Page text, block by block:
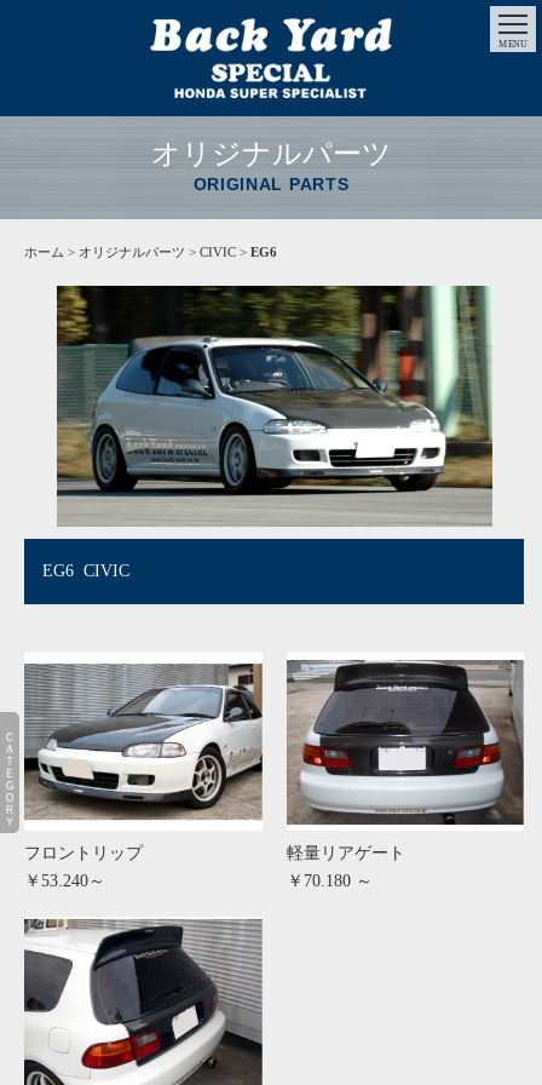
MENU
オリジナルパーツ
ORIGINAL PARTS
ホーム > オリジナルパーツ > CIVIC > EG6
EG6 CIVIC
フロントリップ
￥53.240～
軽量リアゲート
￥70.180 ～
ＣＡＴＥＧＯＲＹ